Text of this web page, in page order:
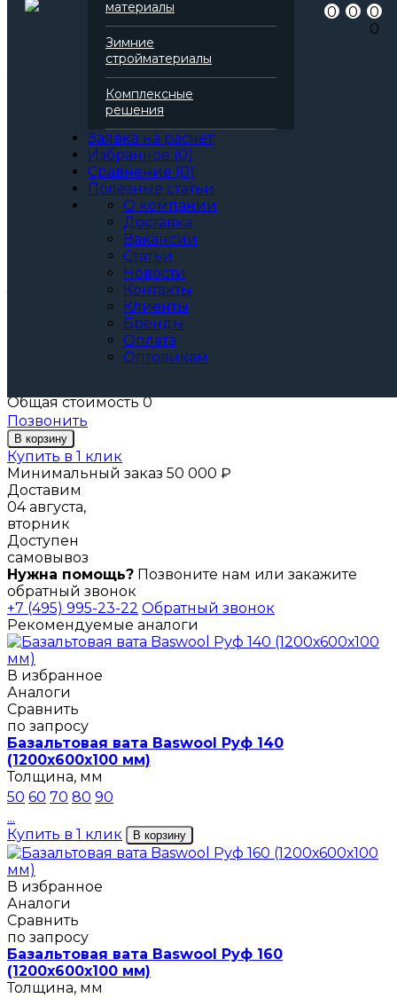
материалы
Зимние
стройматериалы
Комплексные
решения
Заявка на расчет
Избранное (0)
Сравнение (0)
Полезные статьи
О компании
Доставка
Вакансии
Статьи
Новости
Контакты
Клиенты
Бренды
Оплата
Оптовикам
0 0
0
0
Серия
Базальтовая вата
Количество в упаковке (м2)
Все характеристики
Артикул: 136686
За упаковку
Цена при единовременной покупке
Стоимость доставки не влияет на определение
ценовой категории.
Общая стоимость 0
Позвонить
В корзину
Купить в 1 клик
Минимальный заказ 50 000 ₽
Доставим
04 августа,
вторник
Доступен
самовывоз
Нужна помощь? Позвоните нам или закажите
обратный звонок
+7 (495) 995-23-22 Обратный звонок
Рекомендуемые аналоги
В избранное
Аналоги
Сравнить
по запросу
Базальтовая вата Baswool Руф 140
(1200х600х100 мм)
Толщина, мм
50 60 70 80 90
...
Купить в 1 клик
В корзину
В избранное
Аналоги
Сравнить
по запросу
Базальтовая вата Baswool Руф 160
(1200х600х100 мм)
Толщина, мм